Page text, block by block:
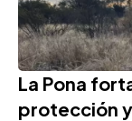
La Pona
protección